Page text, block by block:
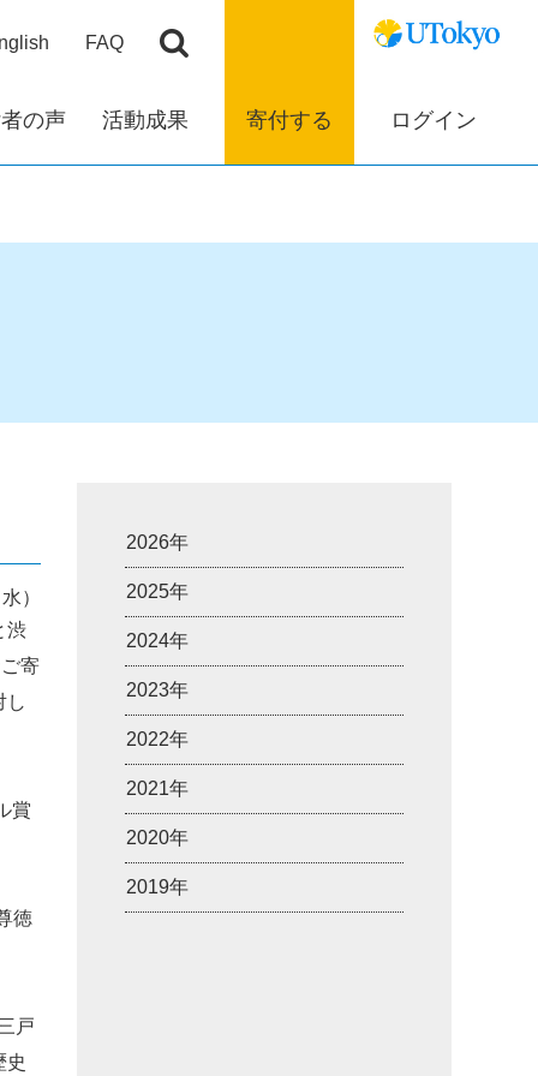
FAQ
の声 活動成果 寄付する ログイン
）
渋
寄
し
賞
徳
戸
史
2026年
2025年
2024年
2023年
2022年
2021年
2020年
2019年